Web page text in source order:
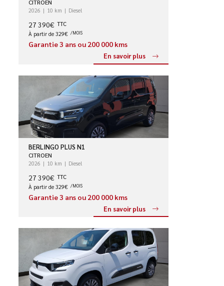
CITROEN
2026 10 km Diesel
27 390€ TTC
À partir de 329€ /MOIS
Garantie 3 ans ou 200 000 kms
En savoir plus
BERLINGO PLUS N1
CITROEN
2026 10 km Diesel
27 390€ TTC
À partir de 329€ /MOIS
Garantie 3 ans ou 200 000 kms
En savoir plus